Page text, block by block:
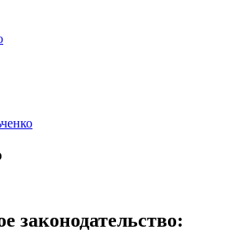
законодательство: